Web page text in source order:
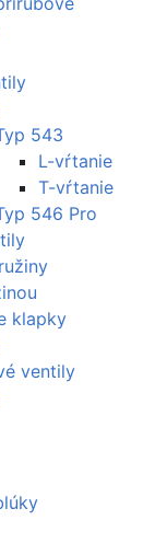
543
L-vŕtanie
T-vŕtanie
546 Pro
klapky
ventily